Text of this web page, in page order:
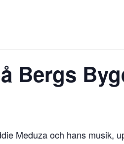
Bergs
Meduza och hans musik,